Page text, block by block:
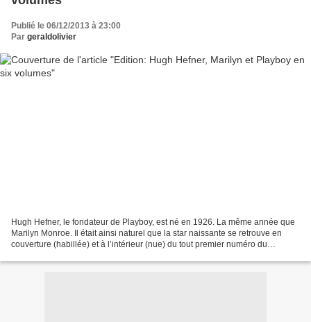
Publié le 06/12/2013 à 23:00
Par geraldolivier
Hugh Hefner, le fondateur de Playboy, est né en 1926. La même année que
Marilyn Monroe. Il était ainsi naturel que la star naissante se retrouve en
couverture (habillée) et à l’intérieur (nue) du tout premier numéro du